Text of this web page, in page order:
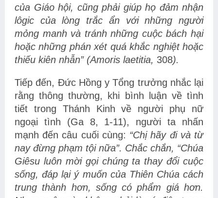
của Giáo hội, cũng phải giúp họ đảm nhận
lôgic của lòng trắc ẩn với những người
mỏng manh và tránh những cuộc bách hại
hoặc những phán xét quá khắc nghiệt hoặc
thiếu kiên nhẫn” (Amoris laetitia, 308).
Tiếp đến, Đức Hồng y Tổng trưởng nhắc lại
rằng thông thường, khi bình luận về tình
tiết trong Thánh Kinh về người phụ nữ
ngoại tình (Ga 8, 1-11), người ta nhấn
mạnh đến câu cuối cùng: “Chị hãy đi và từ
nay đừng phạm tội nữa”. Chắc chắn, “Chúa
Giêsu luôn mời gọi chúng ta thay đổi cuộc
sống, đáp lại ý muốn của Thiên Chúa cách
trung thành hơn, sống có phẩm giá hơn.